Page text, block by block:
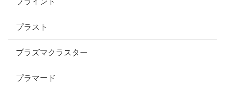
プラスト
プラズマクラスター
プラマード